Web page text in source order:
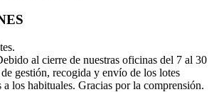
al cierre de nuestras oficinas del 7 al 30
gestión, recogida y envío de los lotes
a los habituales. Gracias por la comprensión.